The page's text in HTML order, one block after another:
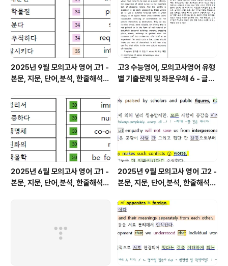
2025년 9월 모의고사 영어 고1 -
본문, 지문, 단어,분석, 한줄해석,
고3 수능영어, 모의고사영어 유형
별 기출문제 및 좌문우해 6 - 글의
2025년 6월 모의고사 영어 고1 -
본문, 지문, 단어,분석, 한줄해석,
2025년 9월 모의고사 영어 고2 -
본문, 지문, 단어,분석, 한줄해석,